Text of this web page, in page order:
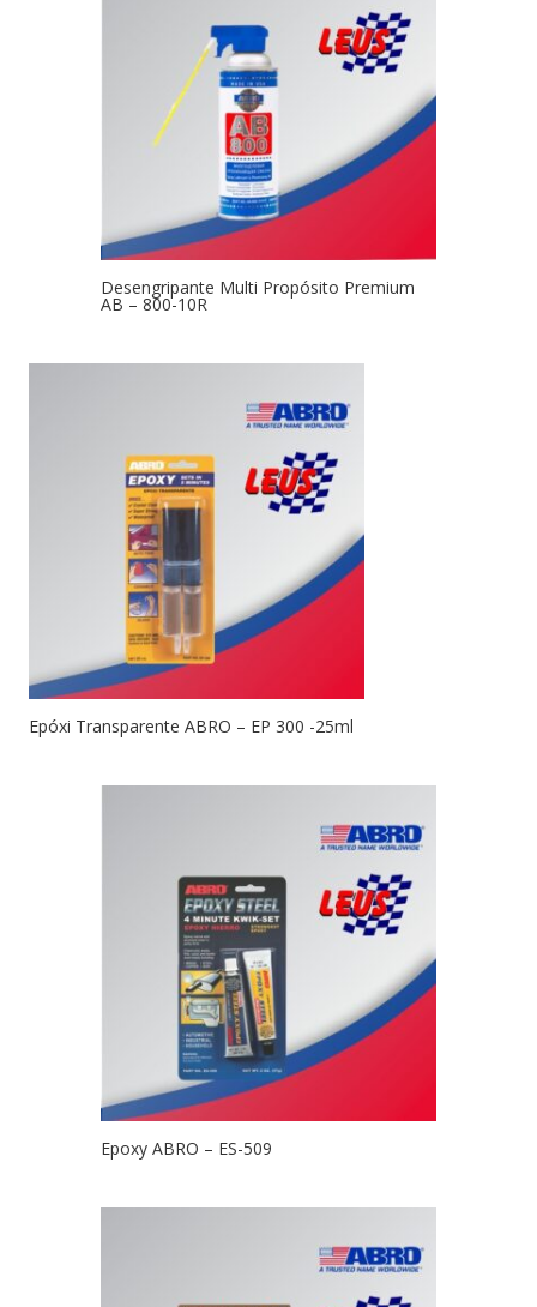
Desengripante Multi Propósito Premium
AB – 800-10R
Epóxi Transparente ABRO – EP 300 -25ml
Epoxy ABRO – ES-509